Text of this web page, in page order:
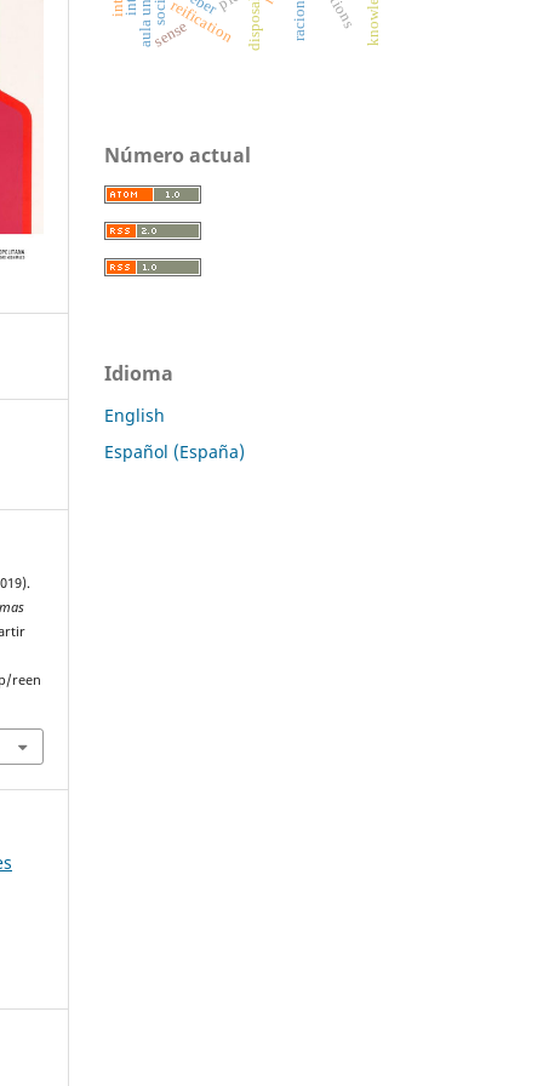
reen
disposal
reification
sense
Número actual
Idioma
English
Español (España)